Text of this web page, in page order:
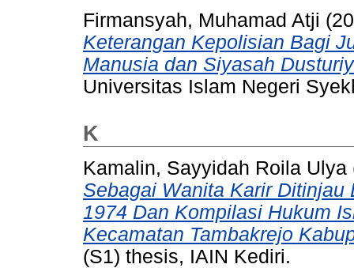
Firmansyah, Muhamad Atji
Keterangan Kepolisian Bagi
Manusia dan Siyasah
Universitas Islam Negeri
K
Kamalin, Sayyidah Roila Ulya
Sebagai Wanita Karir Ditinjau
1974 Dan Kompilasi Hukum
Kecamatan Tambakrejo
(S1) thesis, IAIN Kediri.